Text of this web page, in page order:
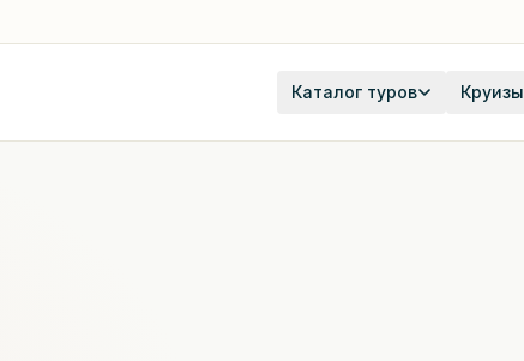
Каталог туров Круизы